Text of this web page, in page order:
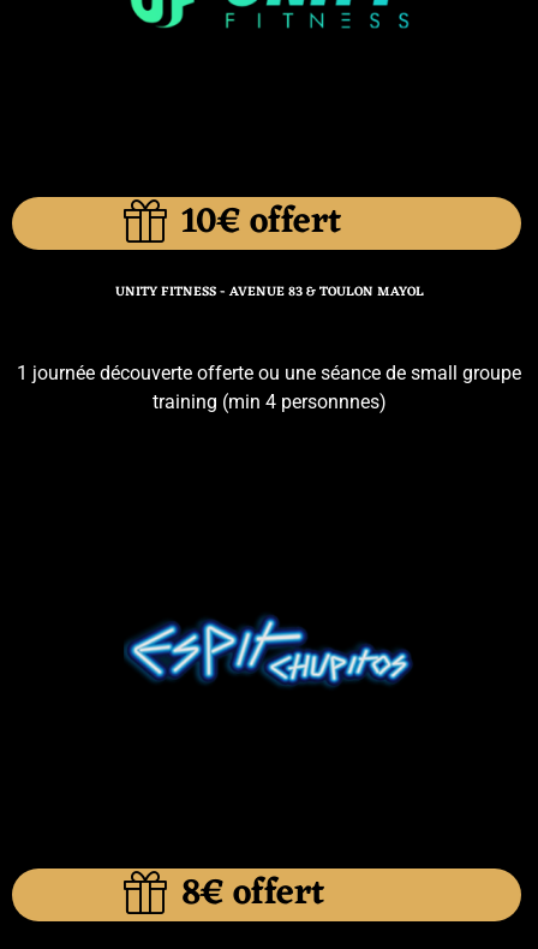
10€ offert
UNITY FITNESS - AVENUE 83 & TOULON MAYOL
1 journée découverte offerte ou une séance de small groupe
training (min 4 personnnes)
8€ offert